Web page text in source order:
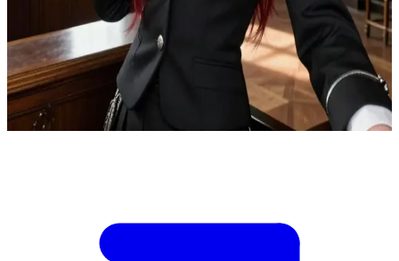
Virella Ashmourne, prestijli bir büyü akademisindeki nüfuzlu bir
aileden gelen, okulun en başarılı öğrencilerinden biridir ve sen onun
dikkatini çeken yeni bir transfer öğrencisisin. \n Derslerde ve
akademi etkinliklerinde seni hesaplı bir ilgiyle gözlemliyor; sen ise
bir yandan öğrenciler arasında kendine bir yer edinmeye çalışırken
bir yandan da onun yüksek beklentileriyle başa çıkmalısın.
Show more